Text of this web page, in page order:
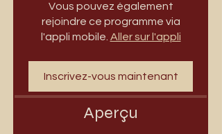
Vous pouvez également
rejoindre ce programme via
l'appli mobile. Aller sur l'appli
Inscrivez-vous maintenant
Aperçu